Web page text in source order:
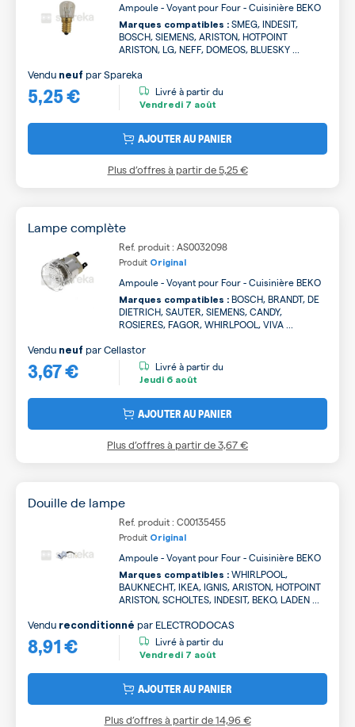
Ampoule - Voyant pour Four - Cuisinière BEKO
Marques compatibles : SMEG, INDESIT,
BOSCH, SIEMENS, ARISTON, HOTPOINT
ARISTON, LG, NEFF, DOMEOS, BLUESKY ...
5,25 €
Vendu neuf parSpareka
Livré à partir du
Vendredi 7 août
AJOUTER AU PANIER
Plus d’offres à partir de5,25 €
Lampe complète
Ref. produit : AS0032098
Produit Original
Ampoule - Voyant pour Four - Cuisinière BEKO
Marques compatibles : BOSCH, BRANDT, DE
DIETRICH, SAUTER, SIEMENS, CANDY,
ROSIERES, FAGOR, WHIRLPOOL, VIVA ...
3,67 €
Vendu neuf parCellastor
Livré à partir du
Jeudi 6 août
AJOUTER AU PANIER
Plus d’offres à partir de3,67 €
Douille de lampe
Ref. produit : C00135455
Produit Original
Ampoule - Voyant pour Four - Cuisinière BEKO
Marques compatibles : WHIRLPOOL,
BAUKNECHT, IKEA, IGNIS, ARISTON, HOTPOINT
ARISTON, SCHOLTES, INDESIT, BEKO, LADEN ...
8,91 €
Vendu reconditionné par ELECTRODOCAS
Livré à partir du
Vendredi 7 août
AJOUTER AU PANIER
Plus d’offres à partir de14,96 €